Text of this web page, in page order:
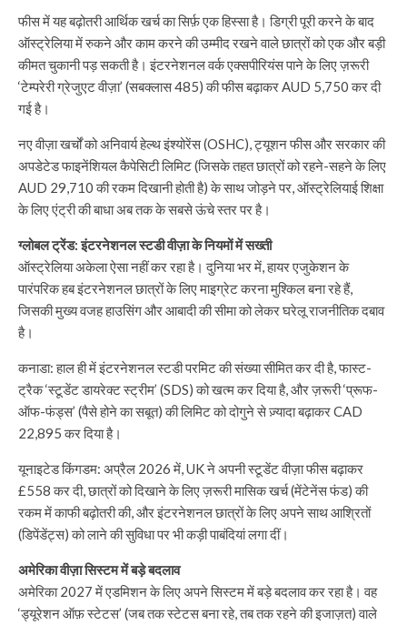
फीस में यह बढ़ोतरी आर्थिक खर्च का सिर्फ़ एक हिस्सा है। डिग्री पूरी करने के बाद
ऑस्ट्रेलिया में रुकने और काम करने की उम्मीद रखने वाले छात्रों को एक और बड़ी
कीमत चुकानी पड़ सकती है। इंटरनेशनल वर्क एक्सपीरियंस पाने के लिए ज़रूरी
‘टेम्परेरी ग्रेजुएट वीज़ा’ (सबक्लास 485) की फीस बढ़ाकर AUD 5,750 कर दी
गई है।
नए वीज़ा खर्चों को अनिवार्य हेल्थ इंश्योरेंस (OSHC), ट्यूशन फीस और सरकार की
अपडेटेड फाइनेंशियल कैपेसिटी लिमिट (जिसके तहत छात्रों को रहने-सहने के लिए
AUD 29,710 की रकम दिखानी होती है) के साथ जोड़ने पर, ऑस्ट्रेलियाई शिक्षा
के लिए एंट्री की बाधा अब तक के सबसे ऊंचे स्तर पर है।
ग्लोबल ट्रेंड: इंटरनेशनल स्टडी वीज़ा के नियमों में सख्ती
ऑस्ट्रेलिया अकेला ऐसा नहीं कर रहा है। दुनिया भर में, हायर एजुकेशन के
पारंपरिक हब इंटरनेशनल छात्रों के लिए माइग्रेट करना मुश्किल बना रहे हैं,
जिसकी मुख्य वजह हाउसिंग और आबादी की सीमा को लेकर घरेलू राजनीतिक दबाव
है।
कनाडा: हाल ही में इंटरनेशनल स्टडी परमिट की संख्या सीमित कर दी है, फास्ट-
ट्रैक ‘स्टूडेंट डायरेक्ट स्ट्रीम’ (SDS) को खत्म कर दिया है, और ज़रूरी ‘प्रूफ-
ऑफ-फंड्स’ (पैसे होने का सबूत) की लिमिट को दोगुने से ज़्यादा बढ़ाकर CAD
22,895 कर दिया है।
यूनाइटेड किंगडम: अप्रैल 2026 में, UK ने अपनी स्टूडेंट वीज़ा फीस बढ़ाकर
£558 कर दी, छात्रों को दिखाने के लिए ज़रूरी मासिक खर्च (मेंटेनेंस फंड) की
रकम में काफी बढ़ोतरी की, और इंटरनेशनल छात्रों के लिए अपने साथ आश्रितों
(डिपेंडेंट्स) को लाने की सुविधा पर भी कड़ी पाबंदियां लगा दीं।
अमेरिका वीज़ा सिस्टम में बड़े बदलाव
अमेरिका 2027 में एडमिशन के लिए अपने सिस्टम में बड़े बदलाव कर रहा है। वह
‘ड्यूरेशन ऑफ़ स्टेटस’ (जब तक स्टेटस बना रहे, तब तक रहने की इजाज़त) वाले